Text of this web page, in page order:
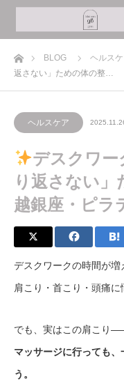
ホームBLOG ヘルス
返さない」ための体の整…
ヘルスケア
デスクワー
り返さない」
越銀座・ピラ
デスクワークの時間が増
肩こり・首こり・頭痛に
でも、実はこの肩こり
マッサージに行っても
う。